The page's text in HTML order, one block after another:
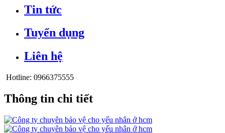
Tin tức
Tuyển dụng
Liên hệ
Hotline: 0966375555
Thông tin chi tiết